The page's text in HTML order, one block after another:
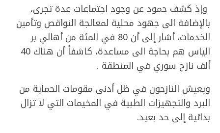
وإذ كشف حمود عن وجود اجتماعات عدة تجرى،
بالإضافة الى جهود محلية لمعالجة النواقص وتأمين
الخدمات، أشار إلى أن 80 في المئة من أهالي بر
الياس هم بحاجة الى مساعدة، كاشفاً أن هناك 40
ألف نازح سوري في المنطقة .
ويعيش النازحون في ظل أدنى مقومات الحماية من
البرد والتجهيزات الطبية في المخيمات التي لا تزال
بدائية إلى حد بعيد.